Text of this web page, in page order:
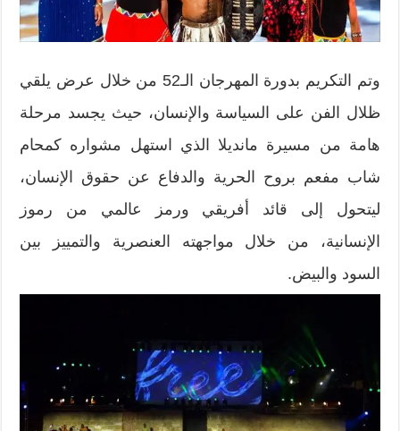
وتم التكريم بدورة المهرجان الـ52 من خلال عرض يلقي
ظلال الفن على السياسة والإنسان، حيث يجسد مرحلة
هامة من مسيرة مانديلا الذي استهل مشواره كمحام
شاب مفعم بروح الحرية والدفاع عن حقوق الإنسان،
ليتحول إلى قائد أفريقي ورمز عالمي من رموز
الإنسانية، من خلال مواجهته العنصرية والتمييز بين
السود والبيض.